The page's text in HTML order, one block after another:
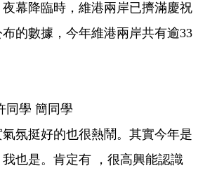
幕降臨時，維港兩岸已擠滿慶祝
的數據，今年維港兩岸共有逾33
同學 簡同學
氛挺好的也很熱鬧。其實今年是
也是。肯定有 ，很高興能認識